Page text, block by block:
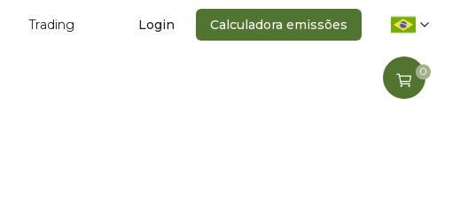
0
Trading Login Calculadora emissões